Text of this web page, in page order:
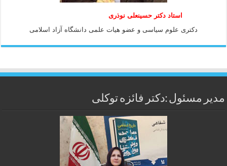
استاد دكتر حسينعلی نوذری
دكتری علوم سياسی و عضو هيات علمی دانشگاه آزاد اسلامی
مدیر مسئول :دکتر فائزه توکلی